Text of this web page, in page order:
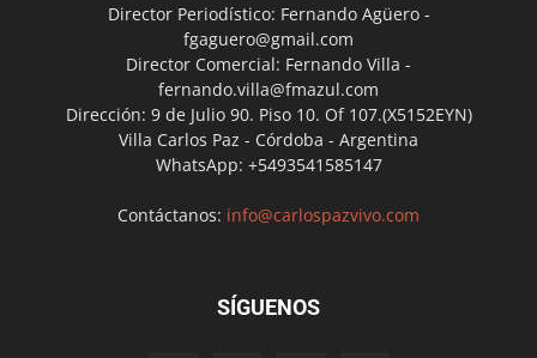
Director Periodístico: Fernando Agüero -
fgaguero@gmail.com
Director Comercial: Fernando Villa -
fernando.villa@fmazul.com
Dirección: 9 de Julio 90. Piso 10. Of 107.(X5152EYN)
Villa Carlos Paz - Córdoba - Argentina
WhatsApp: +5493541585147
Contáctanos: info@carlospazvivo.com
SÍGUENOS